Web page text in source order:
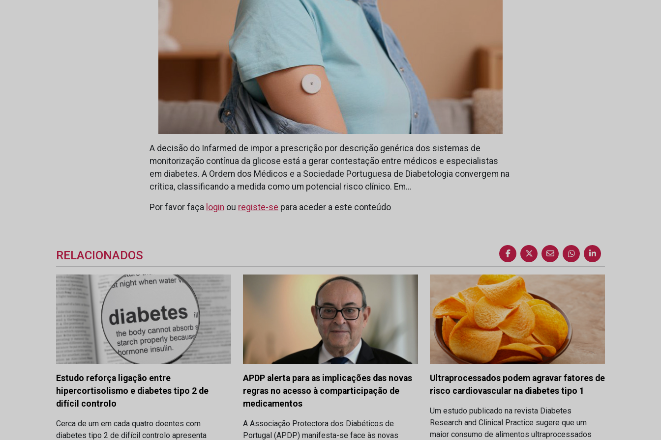
A decisão do Infarmed de impor a prescrição por descrição genérica dos sistemas de
monitorização contínua da glicose está a gerar contestação entre médicos e especialistas
em diabetes. A Ordem dos Médicos e a Sociedade Portuguesa de Diabetologia convergem na
crítica, classificando a medida como um potencial risco clínico. Em…
Por favor faça login ou registe-se para aceder a este conteúdo
RELACIONADOS
Estudo reforça ligação entre
hipercortisolismo e diabetes tipo 2 de
difícil controlo
Cerca de um em cada quatro doentes com
diabetes tipo 2 de difícil controlo apresenta
APDP alerta para as implicações das novas
regras no acesso à comparticipação de
medicamentos
A Associação Protectora dos Diabéticos de
Portugal (APDP) manifesta-se face às novas
Ultraprocessados podem agravar fatores de
risco cardiovascular na diabetes tipo 1
Um estudo publicado na revista Diabetes
Research and Clinical Practice sugere que um
maior consumo de alimentos ultraprocessados